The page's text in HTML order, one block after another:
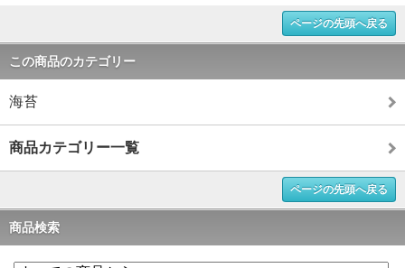
ページの先頭へ戻る
この商品のカテゴリー
海苔
商品カテゴリー一覧
ページの先頭へ戻る
商品検索